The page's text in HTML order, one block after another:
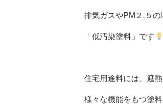
排気ガスやPM２.５
「低汚染塗料」です
住宅用途料には、遮
様々な機能をもつ塗